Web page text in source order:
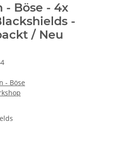
- Böse - 4x
-
/ Neu
- Böse